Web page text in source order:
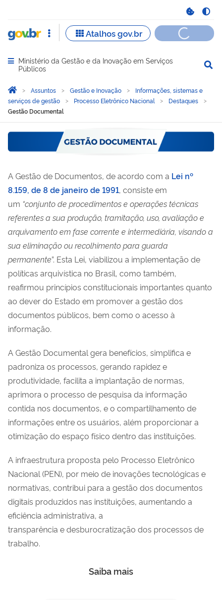
Abrir menu principal de navegação
Ministério da Gestão e da Inovação em Serviços
Públicos
Você está aqui:
Página Inicial
Assuntos Gestão e Inovação
Informações, sistemas e
serviços de gestão
Processo Eletrônico Nacional
Destaques
Gestão Documental
Gestão Documental
A Gestão de Documentos, de acordo com a Lei nº
8.159, de 8 de janeiro de 1991, consiste em
um “conjunto de procedimentos e operações técnicas
referentes a sua produção, tramitação, uso, avaliação e
arquivamento em fase corrente e intermediária, visando a
sua eliminação ou recolhimento para guarda
permanente”. Esta Lei, viabilizou a implementação de
políticas arquivística no Brasil, como também,
reafirmou princípios constitucionais importantes quanto
ao dever do Estado em promover a gestão dos
documentos públicos, bem como o acesso à
informação.
A Gestão Documental gera benefícios, simplifica e
padroniza os processos, gerando rapidez e
produtividade, facilita a implantação de normas,
aprimora o processo de pesquisa da informação
contida nos documentos, e o compartilhamento de
informações entre os usuários, além proporcionar a
otimização do espaço físico dentro das instituições.
A infraestrutura proposta pelo Processo Eletrônico
Nacional (PEN), por meio de inovações tecnológicas e
normativas, contribui para a gestão dos documentos
digitais produzidos nas instituições, aumentando a
eficiência administrativa, a
transparência e desburocratização dos processos de
trabalho.
Saiba mais